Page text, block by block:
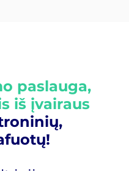
paslauga,
iš įvairaus